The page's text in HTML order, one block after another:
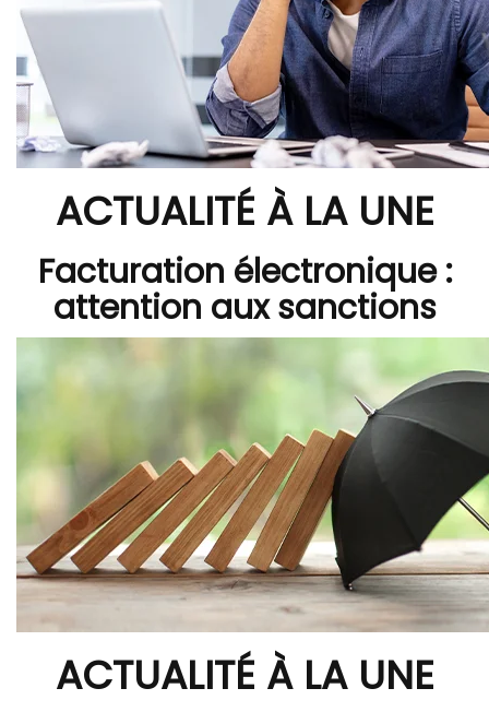
ACTUALITÉ À LA UNE
Facturation électronique :
attention aux sanctions
ACTUALITÉ À LA UNE